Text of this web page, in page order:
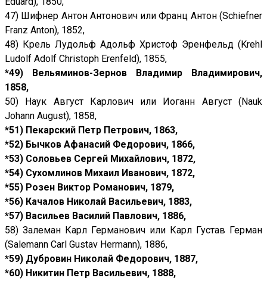
47) Шифнер Антон Антонович или Франц Антон (Schiefner
Franz Anton), 1852,
48) Крель Лудольф Адольф Христоф Эренфельд (Krehl
Ludolf Adolf Christoph Erenfeld), 1855,
*49) Вельяминов-Зернов Владимир Владимирович,
1858,
50) Наук Август Карлович или Иоганн Август (Nauk
Johann August), 1858,
*51) Пекарский Петр Петрович, 1863,
*52) Бычков Афанасий Федорович, 1866,
*53) Соловьев Сергей Михайлович, 1872,
*54) Сухомлинов Михаил Иванович, 1872,
*55) Розен Виктор Романович, 1879,
*56) Качалов Николай Васильевич, 1883,
*57) Васильев Василий Павлович, 1886,
58) Залеман Карл Германович или Карл Густав Герман
(Salemann Carl Gustav Hermann), 1886,
*59) Дубровин Николай Федорович, 1887,
*60) Никитин Петр Васильевич, 1888,